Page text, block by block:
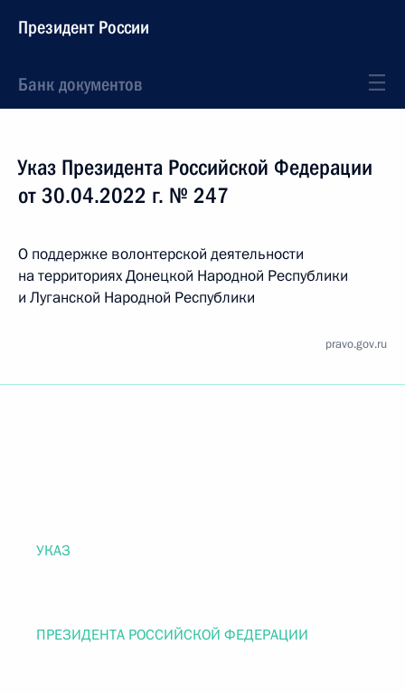
Президент России
Банк документов
Указ Президента Российской Федерации
от 30.04.2022 г. № 247
О поддержке волонтерской деятельности
на территориях Донецкой Народной Республики
и Луганской Народной Республики
pravo.gov.ru
УКАЗ
ПРЕЗИДЕНТА РОССИЙСКОЙ ФЕДЕРАЦИИ